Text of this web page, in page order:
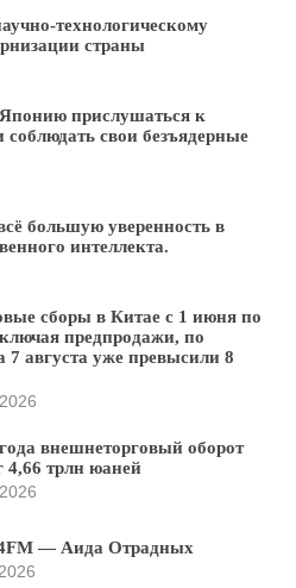
технологическому
страны
прислушаться к
свои безъядерные
большую уверенность в
интеллекта.
сборы в Китае с 1 июня по
предпродажи, по
7 августа уже превысили 8
внешнеторговый оборот
4,66 трлн юаней
— Аида Отрадных